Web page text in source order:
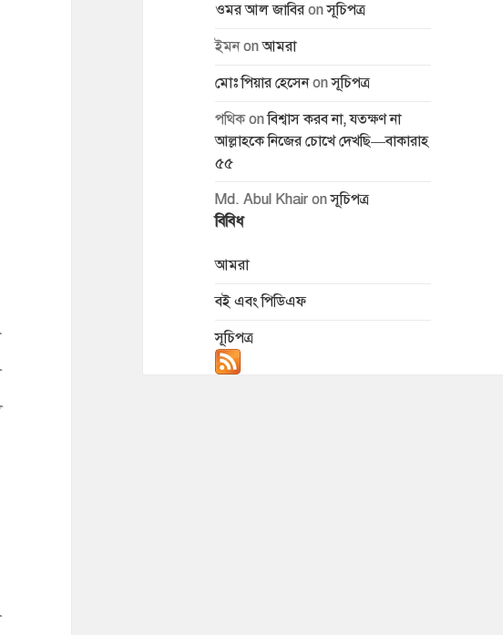
ওমর আল জাবিরonসূচিপত্র
ইমনonআমরা
মোঃ পিয়ার হেসেনonসূচিপত্র
পথিকonবিশ্বাস করব না, যতক্ষণ না
আল্লাহকে নিজের চোখে দেখছি—বাকারাহ
৫৫
Md. Abul Khaironসূচিপত্র
বিবিধ
আমরা
বই এবং পিডিএফ
সূচিপত্র